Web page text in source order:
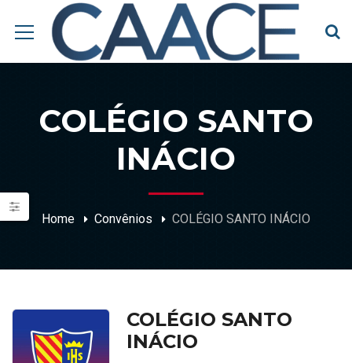
COLÉGIO SANTO
INÁCIO
Home Convênios COLÉGIO SANTO INÁCIO
COLÉGIO SANTO
INÁCIO